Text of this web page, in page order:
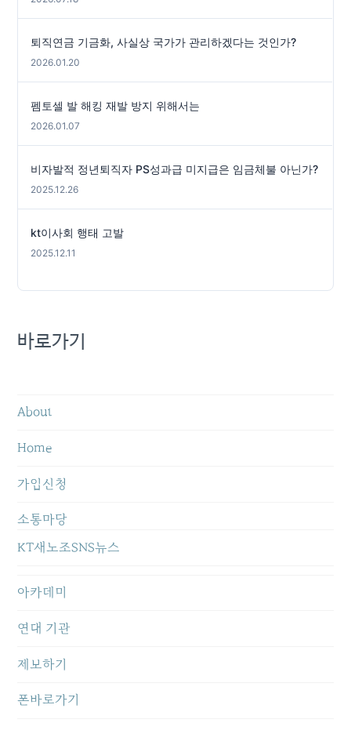
퇴직연금 기금화, 사실상 국가가 관리하겠다는 것인가?
2026.01.20
펨토셀 발 해킹 재발 방지 위해서는
2026.01.07
비자발적 정년퇴직자 PS성과급 미지급은 임금체불 아닌가?
2025.12.26
kt이사회 행태 고발
2025.12.11
바로가기
About
Home
가입신청
소통마당
KT새노조SNS뉴스
아카데미
연대 기관
제보하기
폰바로가기